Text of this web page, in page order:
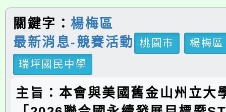
關鍵字： 楊梅區
最新消息-競賽活動
桃園市
楊梅區
瑞坪國民中學
主旨：本會與美國舊金山州立大